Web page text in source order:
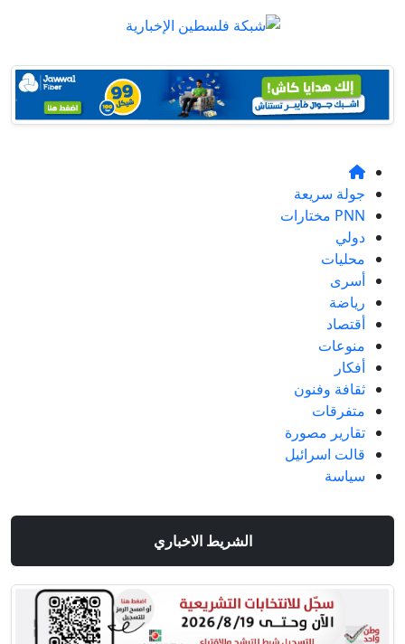
جولة سريعة
PNN مختارات
دولي
محليات
أسرى
رياضة
أقتصاد
منوعات
أفكار
ثقافة وفنون
متفرقات
تقارير مصورة
قالت اسرائيل
سياسة
الشريط الاخباري